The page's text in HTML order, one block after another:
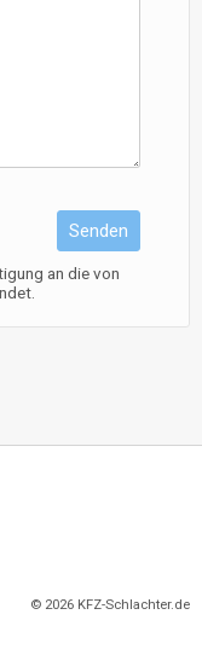
Senden
an die von
© 2026 KFZ-Schlachter.de